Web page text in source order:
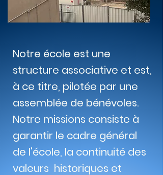
Notre école est une
structure associative et est,
à ce titre, pilotée par une
assemblée de bénévoles.
Notre missions consiste à
garantir le cadre général
de l'école, la continuité des
valeurs historiques et